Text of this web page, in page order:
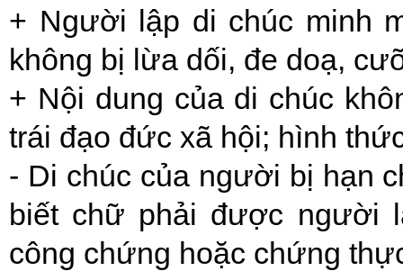
+ Người lập di chúc minh
không bị lừa dối, đe doạ,
+ Nội dung của di chúc
trái đạo đức xã hội; hình
- Di chúc của người bị hạn
biết chữ phải được người
công chứng hoặc chứng